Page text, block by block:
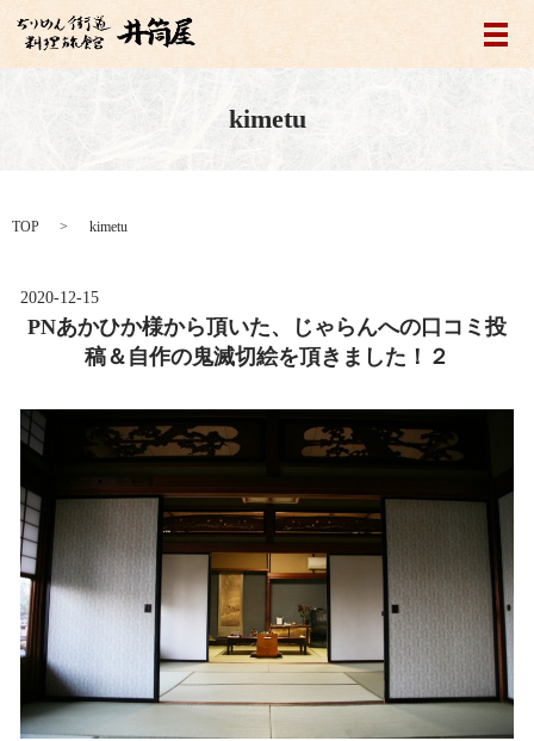
メ
kimetu
TOP kimetu
2020-12-15
PNあかひか様から頂いた、じゃらんへの口コミ投
稿＆自作の鬼滅切絵を頂きました！２